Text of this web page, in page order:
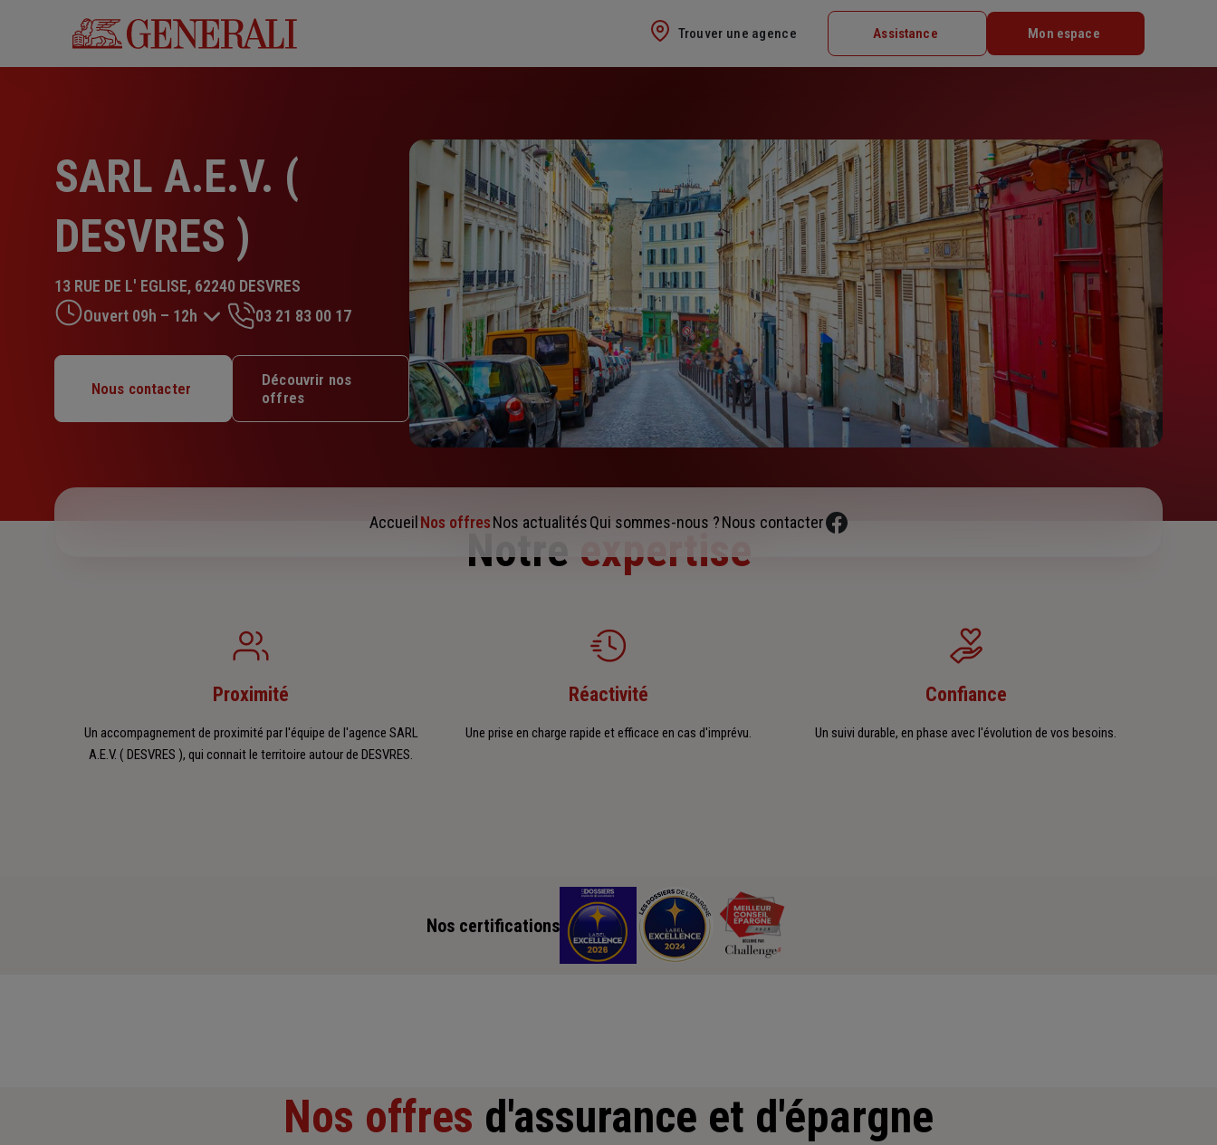
Trouver une agence Assistance Mon espace
SARL A.E.V. (
DESVRES )
13 RUE DE L' EGLISE, 62240 DESVRES
Ouvert 09h – 12h
Mardi : 09h – 12h
03 21 83 00 17
Nous contacter
Découvrir nos
offres
Accueil Nos offresNos actualitésQui sommes-nous ?Nous contacter
Notre expertise
Proximité
Un accompagnement de proximité par l'équipe de l'agence SARL
A.E.V. ( DESVRES ), qui connait le territoire autour de DESVRES.
Réactivité
Une prise en charge rapide et efficace en cas d'imprévu.
Confiance
Un suivi durable, en phase avec l'évolution de vos besoins.
Nos certifications
Nos offres d'assurance et d'épargne